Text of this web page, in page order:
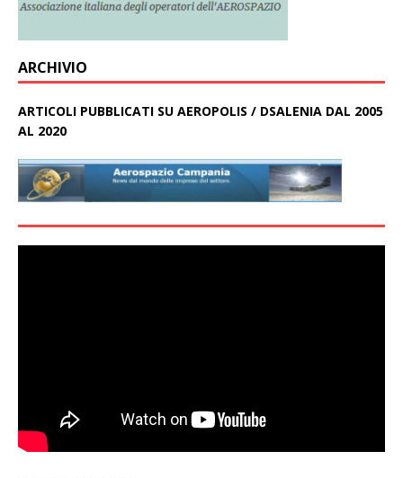
ARCHIVIO
ARTICOLI PUBBLICATI SU AEROPOLIS / DSALENIA DAL 2005
AL 2020